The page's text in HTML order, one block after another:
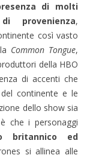
di molti
provenienza,
così vasto
Common Tongue,
della HBO
di accenti che
continente e le
dello show sia
che i personaggi
britannico ed
si allinea alle